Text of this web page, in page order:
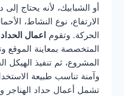
أو الشبابيك، لأنه يحتاج
الارتفاع، نوع النشاط،
الحركة. وتقوم اعمال
المتخصصة بمعاينة الموقع
المشروع، ثم تنفيذ الهيكل
وآمنة تناسب طبيعة
تشمل أعمال حداد الهناجر